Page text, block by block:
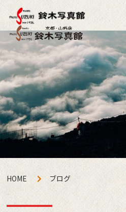
HOME ブログ